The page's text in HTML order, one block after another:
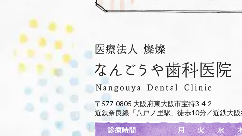
〒577-0805 大阪府東大阪市宝持3-4-2
近鉄奈良線「八戸ノ里駅」徒歩10分／近鉄大